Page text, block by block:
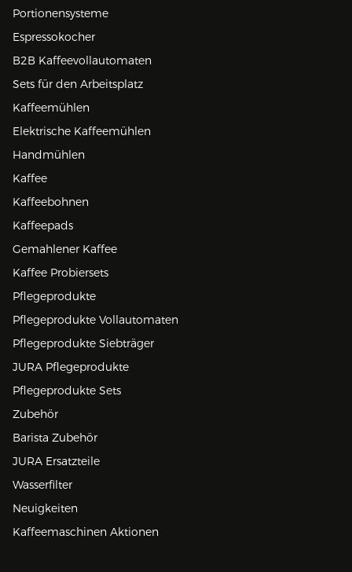
Portionensysteme
Espressokocher
B2B Kaffeevollautomaten
Sets für den Arbeitsplatz
Kaffeemühlen
Elektrische Kaffeemühlen
Handmühlen
Kaffee
Kaffeebohnen
Kaffeepads
Gemahlener Kaffee
Kaffee Probiersets
Pflegeprodukte
Pflegeprodukte Vollautomaten
Pflegeprodukte Siebträger
JURA Pflegeprodukte
Pflegeprodukte Sets
Zubehör
Barista Zubehör
JURA Ersatzteile
Wasserfilter
Neuigkeiten
Kaffeemaschinen Aktionen